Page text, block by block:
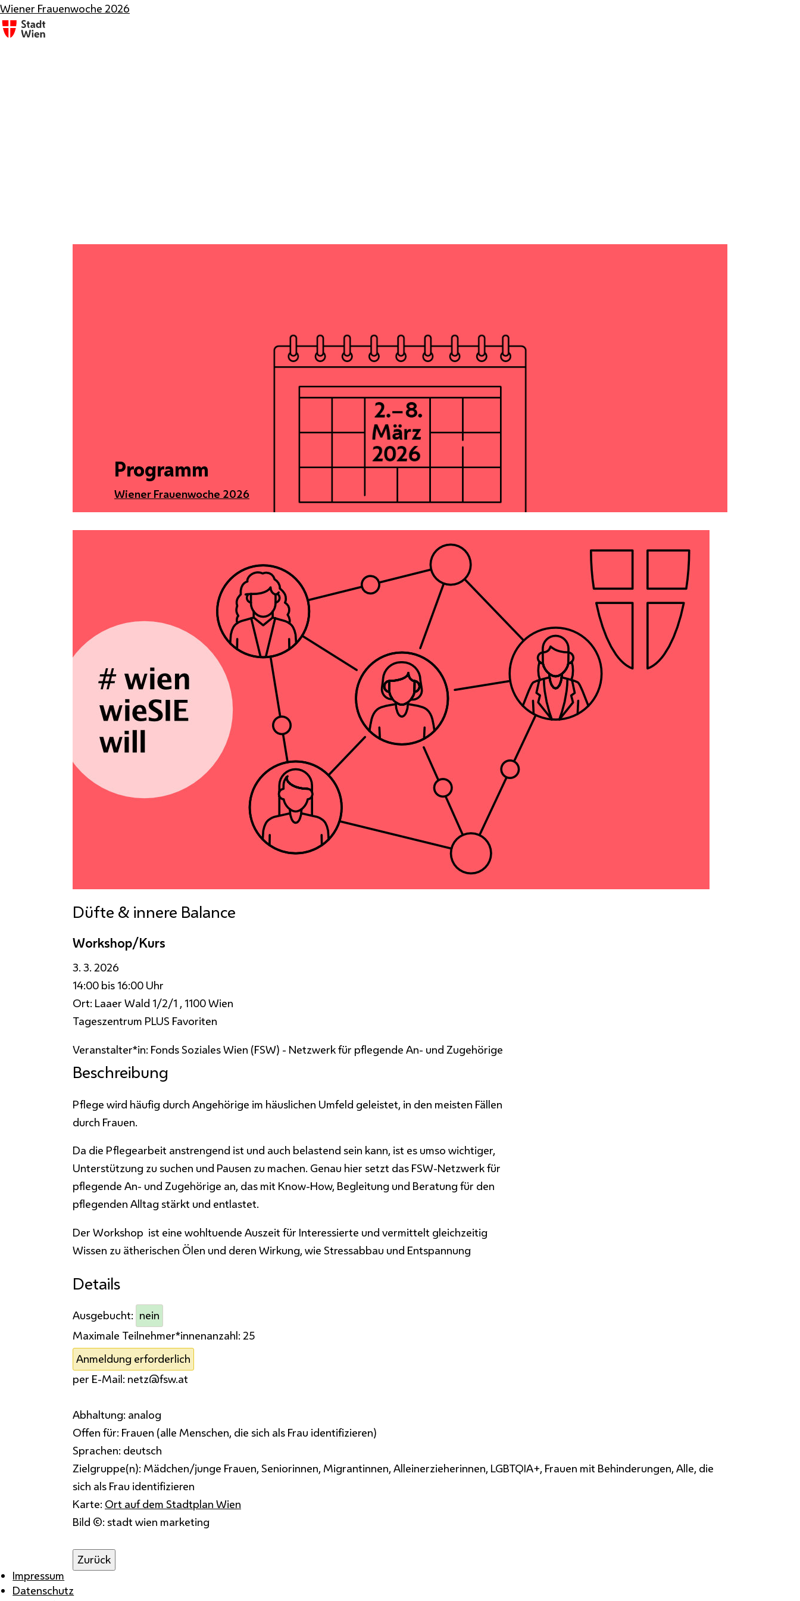
Wiener Frauenwoche 2026
Programm
Wiener Frauenwoche 2026
Düfte & innere Balance
Workshop/Kurs
3. 3. 2026
14:00 bis 16:00 Uhr
Ort: Laaer Wald 1/2/1 , 1100 Wien
Tageszentrum PLUS Favoriten
Veranstalter*in: Fonds Soziales Wien (FSW) - Netzwerk für pflegende An- und Zugehörige
Beschreibung
Pflege wird häufig durch Angehörige im häuslichen Umfeld geleistet, in den meisten Fällen
durch Frauen.
Da die Pflegearbeit anstrengend ist und auch belastend sein kann, ist es umso wichtiger,
Unterstützung zu suchen und Pausen zu machen. Genau hier setzt das FSW-Netzwerk für
pflegende An- und Zugehörige an, das mit Know-How, Begleitung und Beratung für den
pflegenden Alltag stärkt und entlastet.
Der Workshop ist eine wohltuende Auszeit für Interessierte und vermittelt gleichzeitig
Wissen zu ätherischen Ölen und deren Wirkung, wie Stressabbau und Entspannung
Details
Ausgebucht: nein
Maximale Teilnehmer*innenanzahl: 25
Anmeldung erforderlich
per E-Mail: netz@fsw.at
Abhaltung: analog
Offen für: Frauen (alle Menschen, die sich als Frau identifizieren)
Sprachen: deutsch
Zielgruppe(n): Mädchen/junge Frauen, Seniorinnen, Migrantinnen, Alleinerzieherinnen, LGBTQIA+, Frauen mit Behinderungen, Alle, die
sich als Frau identifizieren
Karte: Ort auf dem Stadtplan Wien
Bild ©: stadt wien marketing
Zurück
Impressum
Datenschutz